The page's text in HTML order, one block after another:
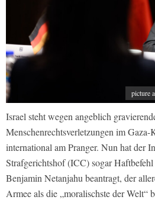
picture
Israel steht wegen angeblich
Menschenrechtsverletzungen im Gaza-
international am Pranger. Nun hat der
Strafgerichtshof (ICC) sogar
Benjamin Netanjahu beantragt, der
Armee als die „moralischste der Welt“